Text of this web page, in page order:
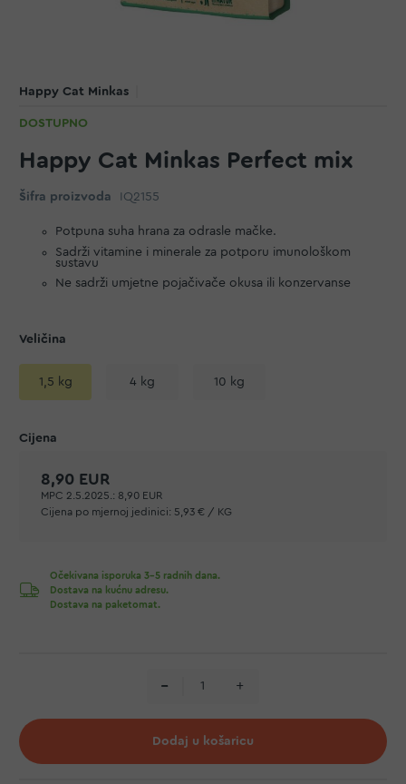
Happy Cat Minkas
DOSTUPNO
Happy Cat Minkas Perfect mix
Šifra proizvoda IQ2155
Potpuna suha hrana za odrasle mačke.
Sadrži vitamine i minerale za potporu imunološkom
sustavu
Ne sadrži umjetne pojačivače okusa ili konzervanse
Veličina
1,5 kg 4 kg 10 kg
8,90 EUR
MPC 2.5.2025.: 8,90 EUR
Cijena po mjernoj jedinici: 5,93 € / KG
Očekivana isporuka 3-5 radnih dana.
Dostava na kućnu adresu.
Dostava na paketomat.
Dodaj u košaricu